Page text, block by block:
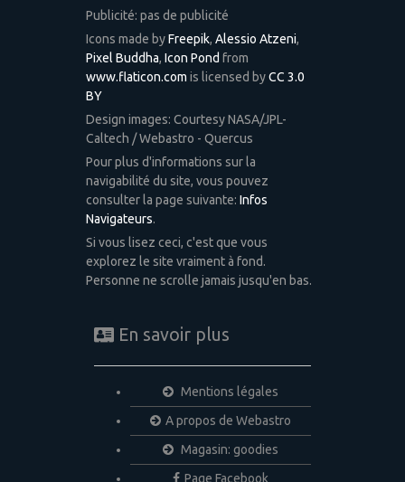
Publicité: pas de publicité
Icons made byFreepik, Alessio Atzeni,
Pixel Buddha, Icon Pond from
www.flaticon.com is licensed byCC 3.0
BY
Design images: Courtesy NASA/JPL-
Caltech / Webastro - Quercus
Pour plus d'informations sur la
navigabilité du site, vous pouvez
consulter la page suivante: Infos
Navigateurs.
Si vous lisez ceci, c'est que vous
explorez le site vraiment à fond.
Personne ne scrolle jamais jusqu'en bas.
En savoir plus
Mentions légales
A propos de Webastro
Magasin: goodies
Page Facebook